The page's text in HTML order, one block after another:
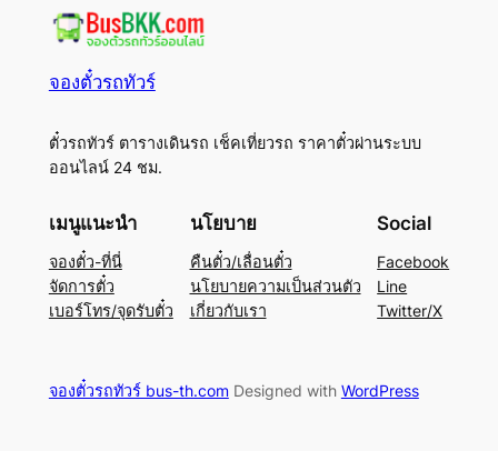
จองตั๋วรถทัวร์
ตั๋วรถทัวร์ ตารางเดินรถ เช็คเที่ยวรถ ราคาตั๋วผ่านระบบ
ออนไลน์ 24 ชม.
เมนูแนะนำ
จองตั๋ว-ที่นี่
จัดการตั๋ว
เบอร์โทร/จุดรับตั๋ว
นโยบาย
คืนตั๋ว/เลื่อนตั๋ว
นโยบายความเป็นส่วนตัว
เกี่ยวกับเรา
Social
Facebook
Line
Twitter/X
จองตั๋วรถทัวร์ bus-th.comDesigned with WordPress